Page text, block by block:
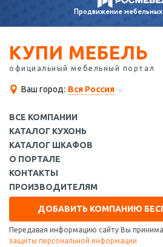
Продвижение
КУПИ МЕБЕЛЬ
официальный мебельный портал
Ваш город: Вся Россия
ВСЕ КОМПАНИИ
КАТАЛОГ КУХОНЬ
КАТАЛОГ ШКАФОВ
О ПОРТАЛЕ
КОНТАКТЫ
ПРОИЗВОДИТЕЛЯМ
ДОБАВИТЬ КОМПАНИЮ
Передавая информацию сайту Вы
защиты персональной информации